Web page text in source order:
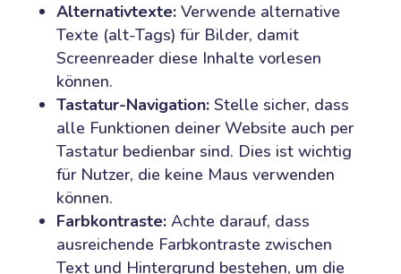
Alternativtexte:Verwende alternative
Texte (alt-Tags) für Bilder, damit
Screenreader diese Inhalte vorlesen
können.
Tastatur-Navigation:Stelle sicher, dass
alle Funktionen deiner Website auch per
Tastatur bedienbar sind. Dies ist wichtig
für Nutzer, die keine Maus verwenden
können.
Farbkontraste:Achte darauf, dass
ausreichende Farbkontraste zwischen
Text und Hintergrund bestehen, um die